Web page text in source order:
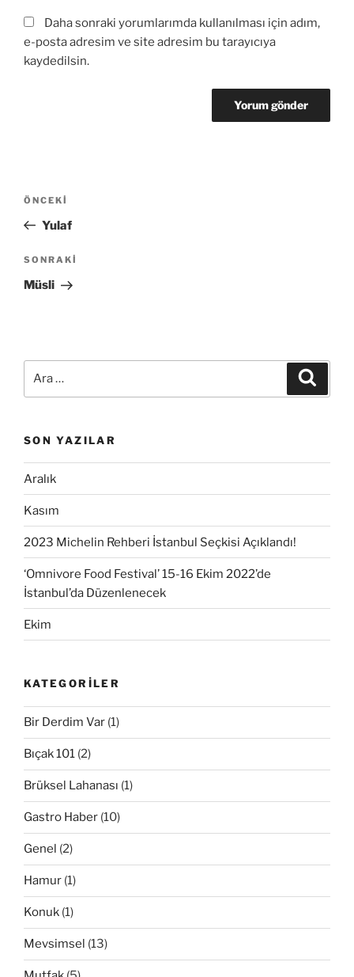
Daha sonraki yorumlarımda kullanılması için adım,
e-posta adresim ve site adresim bu tarayıcıya
kaydedilsin.
Yazı
Önceki
Yazı
ÖNCEKI
Yulaf
Sonraki
Yazı
SONRAKI
Müsli
SON YAZILAR
Aralık
Kasım
2023 Michelin Rehberi İstanbul Seçkisi Açıklandı!
‘Omnivore Food Festival’ 15-16 Ekim 2022’de
İstanbul’da Düzenlenecek
Ekim
KATEGORILER
Bir Derdim Var (1)
Bıçak 101 (2)
Brüksel Lahanası (1)
Gastro Haber (10)
Genel (2)
Hamur (1)
Konuk (1)
Mevsimsel (13)